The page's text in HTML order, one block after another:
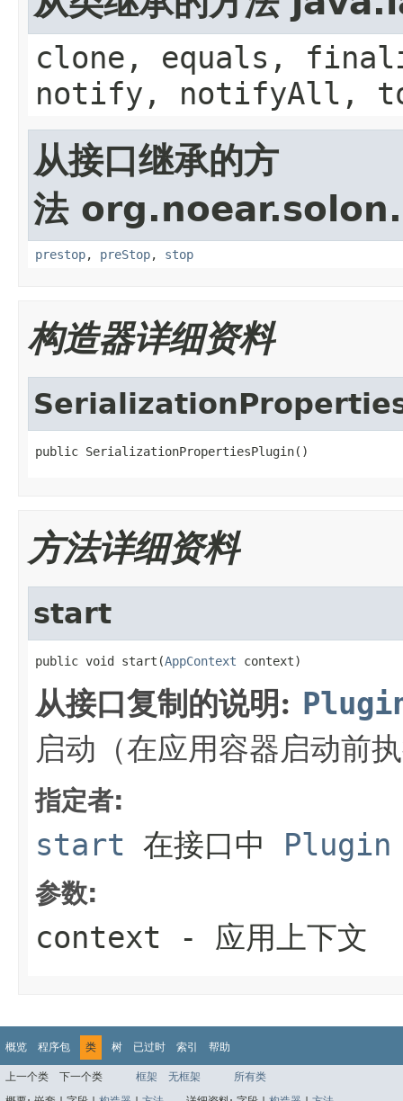
clone, equals,
notify, notifyAll,
从接口继承的方
法
prestop, preStop, stop
构造器详细资料
public SerializationPropertiesPlugin()
方法详细资料
start
public void start(AppContext context)
从接口复制的说明:
启动（在应用容器启动前
指定者:
start 在接口中 Plugin
参数:
context - 应用上下文
概览 程序包 类 树 已过时 索引 帮助
上一个类 下一个类 框架 无框架
所有类